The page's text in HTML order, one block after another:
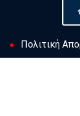
Πολιτική